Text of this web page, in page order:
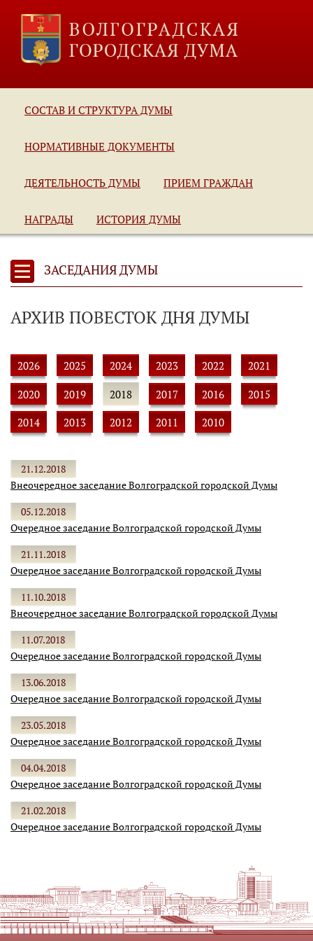
СОСТАВ И СТРУКТУРА ДУМЫ
НОРМАТИВНЫЕ ДОКУМЕНТЫ
ДЕЯТЕЛЬНОСТЬ ДУМЫ ПРИЕМ ГРАЖДАН
НАГРАДЫ ИСТОРИЯ ДУМЫ
ЗАСЕДАНИЯ ДУМЫ
АРХИВ ПОВЕСТОК ДНЯ ДУМЫ
2026 2025 2024 2023 2022 2021
2020 2019 2018 2017 2016
2015
2014
2013 2012 2011 2010
21.12.2018
Внеочередное заседание Волгоградской городской Думы
05.12.2018
Очередное заседание Волгоградской городской Думы
21.11.2018
Очередное заседание Волгоградской городской Думы
11.10.2018
Внеочередное заседание Волгоградской городской Думы
11.07.2018
Очередное заседание Волгоградской городской Думы
13.06.2018
Очередное заседание Волгоградской городской Думы
23.05.2018
Очередное заседание Волгоградской городской Думы
04.04.2018
Очередное заседание Волгоградской городской Думы
21.02.2018
Очередное заседание Волгоградской городской Думы